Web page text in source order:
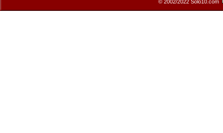
© 2002/2022 Solo10.com